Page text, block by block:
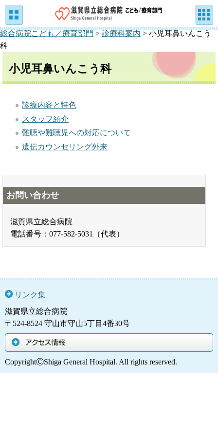
総合病院こども／療育部門 > 診療科案内 > 小児耳鼻いんこう
科
小児耳鼻いんこう科
診療内容と特色
スタッフ紹介
難聴や難聴児への対応について
遺伝カウンセリング外来
お問い合わせ
滋賀県立総合病院
電話番号：077-582-5031（代表）
リンク集
滋賀県立総合病院
〒524-8524 守山市守山5丁目4番30号
アクセス情報
CopyrightⒸShiga General Hospital. All rights reserved.